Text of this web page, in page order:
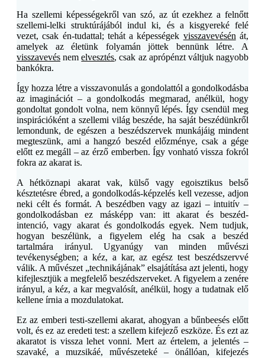
Ha szellemi képességekről van szó, az út ezekhez a felnőtt
szellemi-lelki struktúrájából indul ki, és a kisgyereké felé
vezet, csak én-tudattal; tehát a képességek visszavevésén át,
amelyek az életünk folyamán jöttek bennünk létre. A
visszavevés nemelvesztés, csak az aprópénzt váltjuk nagyobb
bankókra.
Így hozza létre a visszavonulás a gondolattól a gondolkodásba
az imaginációt – a gondolkodás megmarad, anélkül, hogy
gondoltat gondolt volna, nem könnyű lépés. Így csendül meg
inspirációként a szellemi világ beszéde, ha saját beszédünkről
lemondunk, de egészen a beszédszervek munkájáig mindent
megteszünk, ami a hangzó beszéd előzménye, csak a gége
előtt ez megáll – az érző emberben. Így vonható vissza fokról
fokra az akarat is.
A hétköznapi akarat vak, külső vagy egoisztikus belső
késztetésre ébred, a gondolkodás-képzelés kell vezesse, adjon
neki célt és formát. A beszédben vagy az igazi – intuitív –
gondolkodásban ez másképp van: itt akarat és beszéd-
intenció, vagy akarat és gondolkodás egyek. Nem tudjuk,
hogyan beszélünk, a figyelem elég ha csak a beszéd
tartalmára irányul. Ugyanúgy van minden művészi
tevékenységben; a kéz, a kar, az egész test beszédszervvé
válik. A művészet „technikájának” elsajátítása azt jelenti, hogy
kifejlesztjük a megfelelő beszédszerveket. A figyelem a zenére
irányul, a kéz, a kar megvalósít, anélkül, hogy a tudatnak elő
kellene írnia a mozdulatokat.
Ez az emberi testi-szellemi akarat, ahogyan a bűnbeesés előtt
volt, és ez az eredeti test: a szellem kifejező eszköze. És ezt az
akaratot is vissza lehet vonni. Mert az értelem, a jelentés –
szavaké, a muzsikáé, művészeteké – önállóan, kifejezés